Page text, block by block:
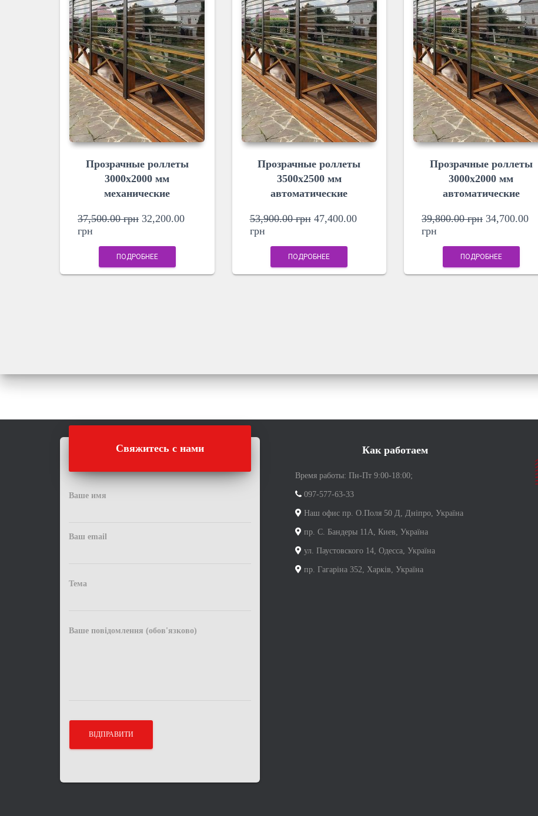
Прозрачные роллеты
3000х2000 мм
механические
37,500.00грн 32,200.00
грн
ПОДРОБНЕЕ
Прозрачные роллеты
3500х2500 мм
автоматические
53,900.00грн 47,400.00
грн
ПОДРОБНЕЕ
Прозрачные роллеты
3000х2000 мм
автоматические
39,800.00грн 34,700.00
грн
ПОДРОБНЕЕ
Свяжитесь с нами
Ваше имя
Ваш email
Тема
Ваше повідомлення (обов'язково)
Как работаем
Время работы: Пн-Пт 9:00-18:00;
097-577-63-33
Наш офис пр. О.Поля 50 Д, Дніпро, Україна
пр. С. Бандеры 11А, Киев, Україна
ул. Паустовского 14, Одесса, Україна
пр. Гагаріна 352, Харків, Україна